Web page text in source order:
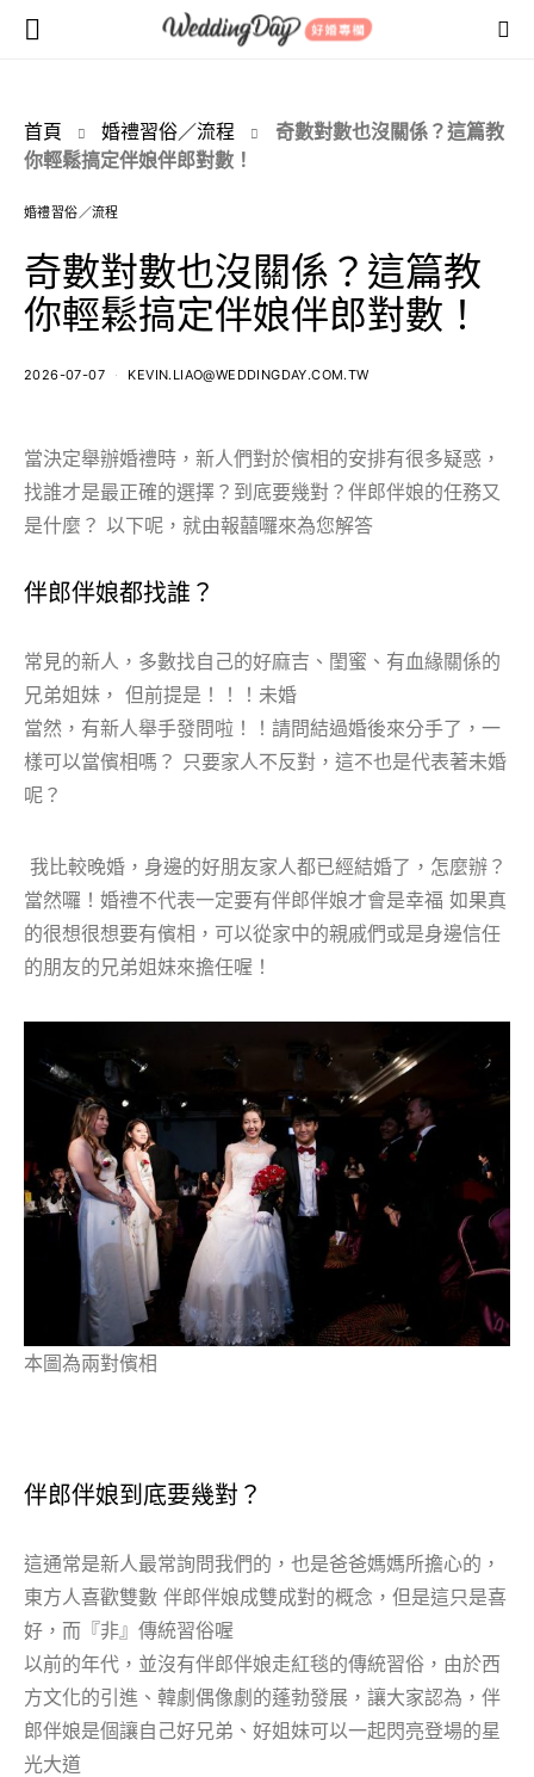
首頁 婚禮習俗／流程
奇數對數也沒關係？這篇教
你輕鬆搞定伴娘伴郎對數！
婚禮習俗／流程
奇數對數也沒關係？這篇教
你輕鬆搞定伴娘伴郎對數！
2026-07-07 KEVIN.LIAO@WEDDINGDAY.COM.TW
當決定舉辦婚禮時，新人們對於儐相的安排有很多疑惑，
找誰才是最正確的選擇？到底要幾對？伴郎伴娘的任務又
是什麼？ 以下呢，就由報囍囉來為您解答
伴郎伴娘都找誰？
常見的新人，多數找自己的好麻吉、閨蜜、有血緣關係的
兄弟姐妹， 但前提是！！！未婚
當然，有新人舉手發問啦！！請問結過婚後來分手了，一
樣可以當儐相嗎？ 只要家人不反對，這不也是代表著未婚
呢？
我比較晚婚，身邊的好朋友家人都已經結婚了，怎麼辦？
當然囉！婚禮不代表一定要有伴郎伴娘才會是幸福 如果真
的很想很想要有儐相，可以從家中的親戚們或是身邊信任
的朋友的兄弟姐妹來擔任喔！
本圖為兩對儐相
伴郎伴娘到底要幾對？
這通常是新人最常詢問我們的，也是爸爸媽媽所擔心的，
東方人喜歡雙數 伴郎伴娘成雙成對的概念，但是這只是喜
好，而『非』傳統習俗喔
以前的年代，並沒有伴郎伴娘走紅毯的傳統習俗，由於西
方文化的引進、韓劇偶像劇的蓬勃發展，讓大家認為，伴
郎伴娘是個讓自己好兄弟、好姐妹可以一起閃亮登場的星
光大道